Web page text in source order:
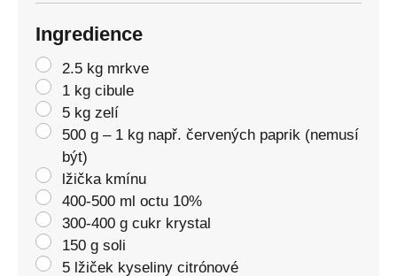
Ingredience
2.5 kg mrkve
1 kg cibule
5 kg zelí
500 g – 1 kg např. červených paprik (nemusí
být)
lžička kmínu
400-500 ml octu 10%
300-400 g cukr krystal
150 g soli
5 lžiček kyseliny citrónové